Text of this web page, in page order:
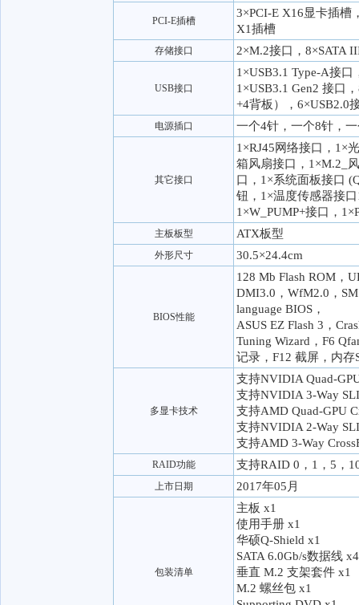
PCI-E插槽
3×PCI-E X16显卡插槽
X1插槽
存储接口 2×M.2接口，8×SATA
USB接口
1×USB3.1 Type-A接口
1×USB3.1 Gen2 接口
+4背板），6×USB2.0
电源插口 一个4针，一个8针，
其它接口
1×RJ45网络接口，1×
箱风扇接口，1×M.2_
口，1×系统面板接口
钮，1×温度传感器接
1×W_PUMP+接口，
主板板型 ATX板型
外形尺寸 30.5×24.4cm
BIOS性能
128 Mb Flash ROM，
DMI3.0，WfM2.0，
language BIOS，
ASUS EZ Flash 3，
Tuning Wizard，F6
记录，F12 截屏，内存
多显卡技术
支持NVIDIA Quad-
支持NVIDIA 3-Way
支持AMD Quad-GPU
支持NVIDIA 2-Way
支持AMD 3-Way
RAID功能 支持RAID 0，1，5，
上市日期 2017年05月
包装清单
主板 x1
使用手册 x1
华硕Q-Shield x1
SATA 6.0Gb/s数据线 x4
垂直 M.2 支架套件 x1
M.2 螺丝包 x1